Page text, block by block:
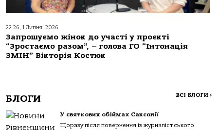
22:26, 1 Липня, 2026
Запрошуємо жінок до участі у проєкті
“Зростаємо разом”, – голова ГО “Інтонація
ЗМІН” Вікторія Костюк
БЛОГИ ВСІ БЛОГИ >
У святкових обіймах Саксонії
Щоразу після повернення із журналістського